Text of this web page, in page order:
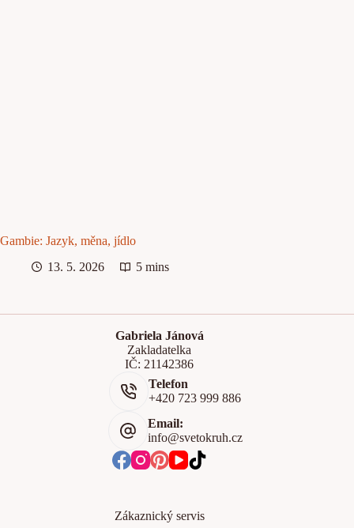
Gambie: Jazyk, měna, jídlo
13. 5. 2026
5 mins
Gabriela Jánová
Zakladatelka
IČ: 21142386
Telefon
+420 723 999 886
Email:
info@svetokruh.cz
Zákaznický servis